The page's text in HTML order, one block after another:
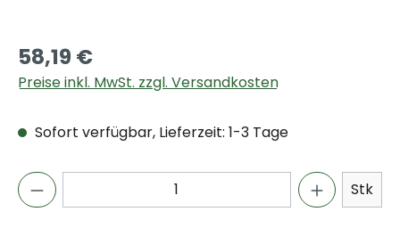
58,19 €
Preise inkl. MwSt. zzgl. Versandkosten
Sofort verfügbar, Lieferzeit: 1-3 Tage
Stk